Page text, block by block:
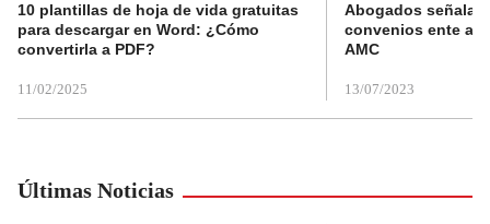
10 plantillas de hoja de vida gratuitas
para descargar en Word: ¿Cómo
convertirla a PDF?
11/02/2025
Abogados
convenios ente
AMC
13/07/2023
Últimas Noticias